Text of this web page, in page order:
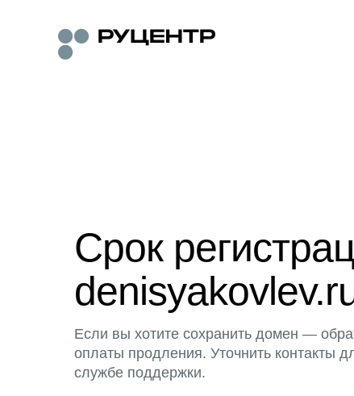
Срок
Если вы хотите сохранить домен —
оплаты продления. Уточнить контакты
службе поддержки.